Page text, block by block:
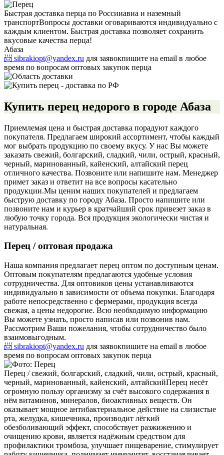
Быстрая доставка перца по Россииавиа и наземный
транспортВопросы доставки оговариваются индивидуально с
каждым клиентом. Быстрая доставка позволяет сохранить
вкусовые качества перца!
Абаза
📨 sibrakiopt@yandex.ru для заявокпишите на email в любое
время по вопросам оптовых закупок перца
Купить перец недорого в городе Абаза
Приемлемая цена и быстрая доставка порадуют каждого
покупателя. Предлагаем широкий ассортимент, чтобы каждый
мог выбрать продукцию по своему вкусу. У нас Вы можете
заказать свежий, болгарский, сладкий, чили, острый, красный,
черный, маринованный, кайенский, алтайский перец
отличного качества. Позвоните или напишите нам. Менеджер
примет заказ и ответит на все вопросы касательно
продукции.Мы ценим наших покупателей и предлагаем
быструю доставку по городу Абаза. Просто напишите или
позвоните нам и курьер в кратчайший срок привезет заказ в
любую точку города. Вся продукция экологически чистая и
натуральная.
Перец / оптовая продажа
Наша компания предлагает перец оптом по доступным ценам.
Оптовым покупателям предлагаются удобные условия
сотрудничества. Для оптовиков цены устанавливаются
индивидуально в зависимости от объема покупки. Благодаря
работе непосредственно с фермерами, продукция всегда
свежая, а цены недорогие. Всю необходимую информацию
Вы можете узнать, просто написав или позвонив нам.
Рассмотрим Ваши пожелания, чтобы сотрудничество было
взаимовыгодным.
📨 sibrakiopt@yandex.ru для заявокпишите на email в любое
время по вопросам оптовых закупок перца
Перец / свежий, болгарский, сладкий, чили, острый, красный,
черный, маринованный, кайенский, алтайскийПерец несёт
огромную пользу организму за счёт высокого содержания в
нём витаминов, минералов, биоактивных веществ. Он
оказывает мощное антибактериальное действие на слизистые
рта, желудка, кишечника, производит лёгкий
обезболивающий эффект, способствует разжижению и
очищению крови, является надёжным средством для
профилактики тромбоза, улучшает пищеварение, стимулирует